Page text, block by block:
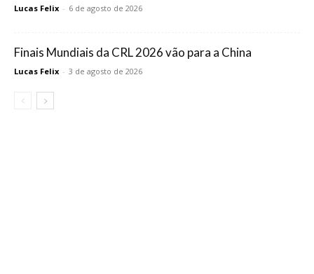
Lucas Felix - 6 de agosto de 2026
Finais Mundiais da CRL 2026 vão para a China
Lucas Felix - 3 de agosto de 2026